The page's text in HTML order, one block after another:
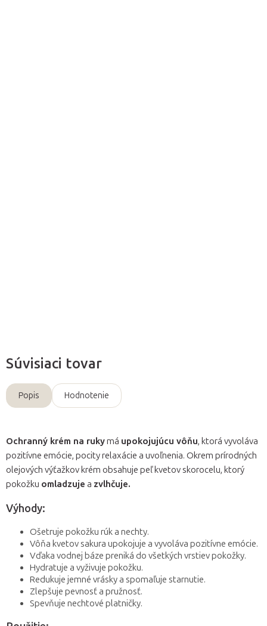
Súvisiaci tovar
Popis Hodnotenie
Ochranný krém na rukymá upokojujúcu vôňu, ktorá vyvoláva
pozitívne emócie, pocity relaxácie a uvoľnenia. Okrem prírodných
olejových výťažkov krém obsahuje peľ kvetov skorocelu, ktorý
pokožku omladzuje a zvlhčuje.
Výhody:
Ošetruje pokožku rúk a nechty.
Vôňa kvetov sakura upokojuje a vyvoláva pozitívne emócie.
Vďaka vodnej báze preniká do všetkých vrstiev pokožky.
Hydratuje a vyživuje pokožku.
Redukuje jemné vrásky a spomaľuje starnutie.
Zlepšuje pevnosť a pružnosť.
Spevňuje nechtové platničky.